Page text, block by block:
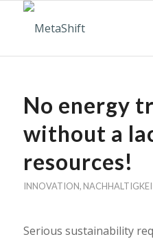
No energy
without a
resources!
INNOVATION,
Serious sustainability